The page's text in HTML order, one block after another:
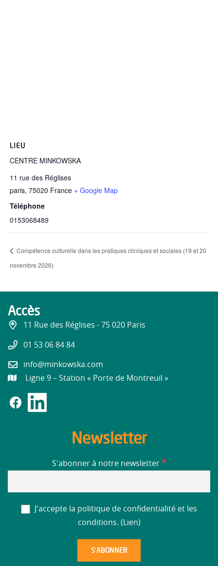
LIEU
CENTRE MINKOWSKA
11 rue des Réglises
paris, 75020 France + Google Map
Téléphone
0153068489
Compétence culturelle dans les pratiques cliniques et sociales (19 et 20
novembre 2026)
Accès
11 Rue des Réglises - 75 020 Paris
01 53 06 84 84
info@minkowska.com
Ligne 9 – Station « Porte de Montreuil »
Newsletter
S'abonner à notre newsletter *
J'accepte la politique de confidentialité et les
conditions. ( Lien)